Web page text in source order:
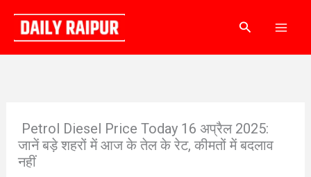
content
Search
Petrol Diesel Price Today 16 अप्रैल 2025:
जानें बड़े शहरों में आज के तेल के रेट, कीमतों में बदलाव
नहीं